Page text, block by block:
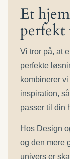
Et
perfekt
Vi tror på, at
perfekte
kombinerer
inspiration,
passer til din
Hos Design
og den mere
univers er